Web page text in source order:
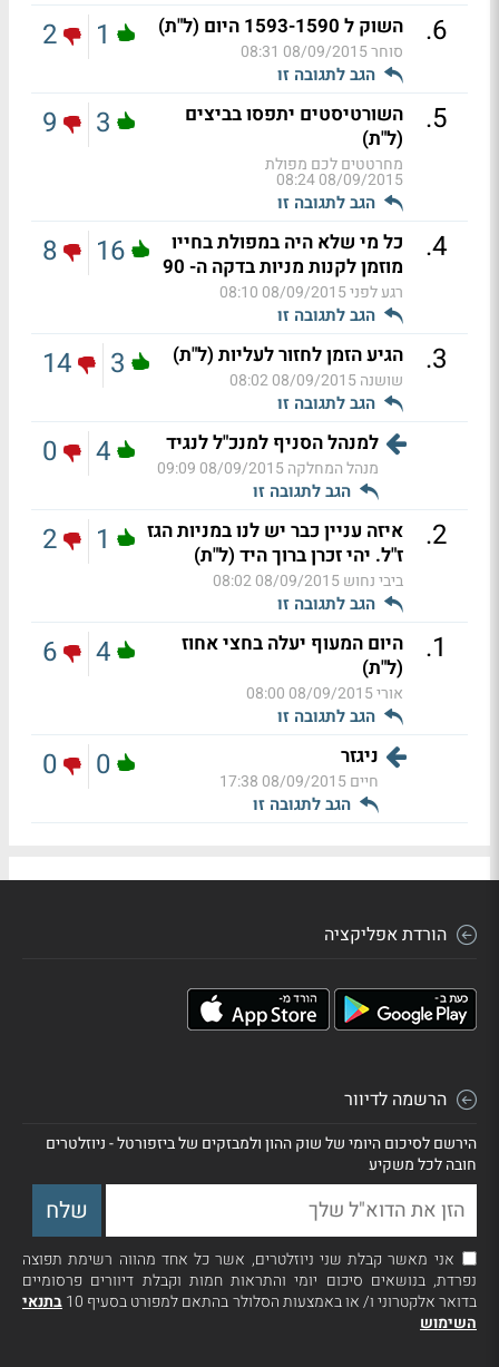
6
. השוק ל 1593-1590 היום (ל"ת)
סוחר08/09/2015 08:31
הגב לתגובה זו
1
2
5
.
השורטיסטים יתפסו בביצים
(ל"ת)
מחרטטים לכם מפולת
08/09/2015 08:24
הגב לתגובה זו
3
9
4
.
כל מי שלא היה במפולת בחייו
מוזמן לקנות מניות בדקה ה- 90
רגע לפני08/09/2015 08:10
הגב לתגובה זו
16
8
3
. הגיע הזמן לחזור לעליות (ל"ת)
שושנה08/09/2015 08:02
הגב לתגובה זו
3
14
למנהל הסניף למנכ"ל לנגיד
מנהל המחלקה08/09/2015 09:09
הגב לתגובה זו
4
0
2
.
איזה עניין כבר יש לנו במניות הגז
ז"ל. יהי זכרן ברוך היד (ל"ת)
ביבי נחוש08/09/2015 08:02
הגב לתגובה זו
1
2
1
.
היום המעוף יעלה בחצי אחוז
(ל"ת)
אורי08/09/2015 08:00
הגב לתגובה זו
4
6
ניגזר
חיים08/09/2015 17:38
הגב לתגובה זו
0
0
הורדת אפליקציה
הרשמה לדיוור
הירשם לסיכום היומי של שוק ההון ולמבזקים של ביזפורטל - ניוזלטרים
חובה לכל משקיע
אני מאשר קבלת שני ניוזלטרים, אשר כל אחד מהווה רשימת תפוצה
נפרדת, בנושאים סיכום יומי והתראות חמות וקבלת דיוורים פרסומיים
בדואר אלקטרוני ו/ או באמצעות הסלולר בהתאם למפורט בסעיף 10
בתנאי
השימוש